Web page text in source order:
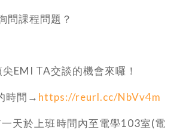
問課程問題？
EMI TA交談的機會來囉！
時間→ https://reurl.cc/NbVv4m
天於上班時間內至電學103室(電